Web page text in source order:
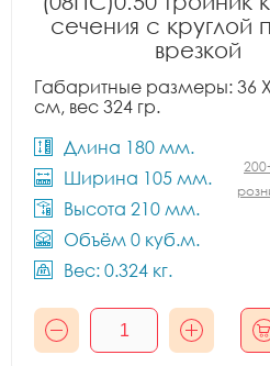
сечения с круглой
врезкой
Габаритные размеры: 36 X
см, вес 324 гр.
Длина 180 мм.
Ширина 105 мм.
Высота 210 мм.
Объём 0 куб.м.
Вес: 0.324 кг.